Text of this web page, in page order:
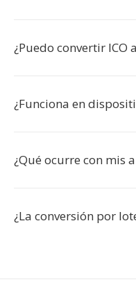
¿Puedo convertir ICO
¿Funciona en
¿Qué ocurre con mis
¿La conversión por